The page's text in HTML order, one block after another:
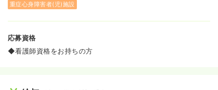
重症心身障害者(児)施設
応募資格
◆看護師資格をお持ちの方